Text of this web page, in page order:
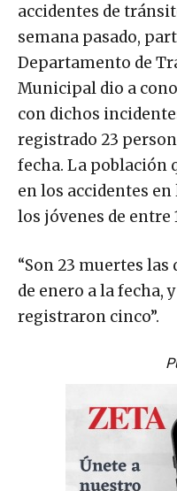
accidentes de
semana pasado,
Departamento de
Municipal dio a
con dichos
registrado 23
fecha. La población
en los accidentes
los jóvenes de entre
“Son 23 muertes
de enero a la fecha,
registraron cinco”.